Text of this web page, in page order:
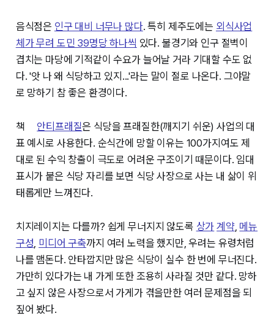
음식점은 인구 대비 너무나 많다. 특히 제주도에는 외식사업
체가 무려 도민 39명당 하나씩 있다. 불경기와 인구 절벽이
겹치는 마당에 기적같이 수요가 늘어날 거라 기대할 수도 없
다. '앗 나 왜 식당하고 있지...'라는 말이 절로 나온다. 그야말
로 망하기 참 좋은 환경이다.
책ᅠ 안티프래질은 식당을 프래질한(깨지기 쉬운) 사업의 대
표 예시로 사용한다. 순식간에 망할 이유는 100가지여도 제
대로 된 수익 창출이 극도로 어려운 구조이기 때문이다. 임대
표시가 붙은 식당 자리를 보면 식당 사장으로 사는 내 삶이 위
태롭게만 느껴진다.
치지레이지는 다를까? 쉽게 무너지지 않도록 상가 계약, 메뉴
구성 미디어 구축까지 여러 노력을 했지만, 우려는 유령처럼
나를 맴돈다. 안타깝지만 많은 식당이 실수 한 번에 무너진다.
가만히 있다가는 내 가게 또한 조용히 사라질 것만 같다. 망하
고 싶지 않은 사장으로서 가게가 겪을만한 여러 문제점을 되
짚어 봤다.